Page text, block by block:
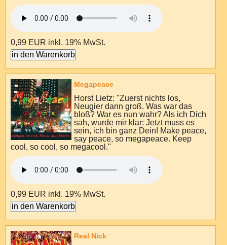
0,99 EUR inkl. 19% MwSt.
Megapeace
Horst Lietz: "Zuerst nichts los,
Neugier dann groß. Was war das
bloß? War es nun wahr? Als ich Dich
sah, wurde mir klar: Jetzt muss es
sein, ich bin ganz Dein! Make peace,
say peace, so megapeace. Keep
cool, so cool, so megacool."
0,99 EUR inkl. 19% MwSt.
Real Nick